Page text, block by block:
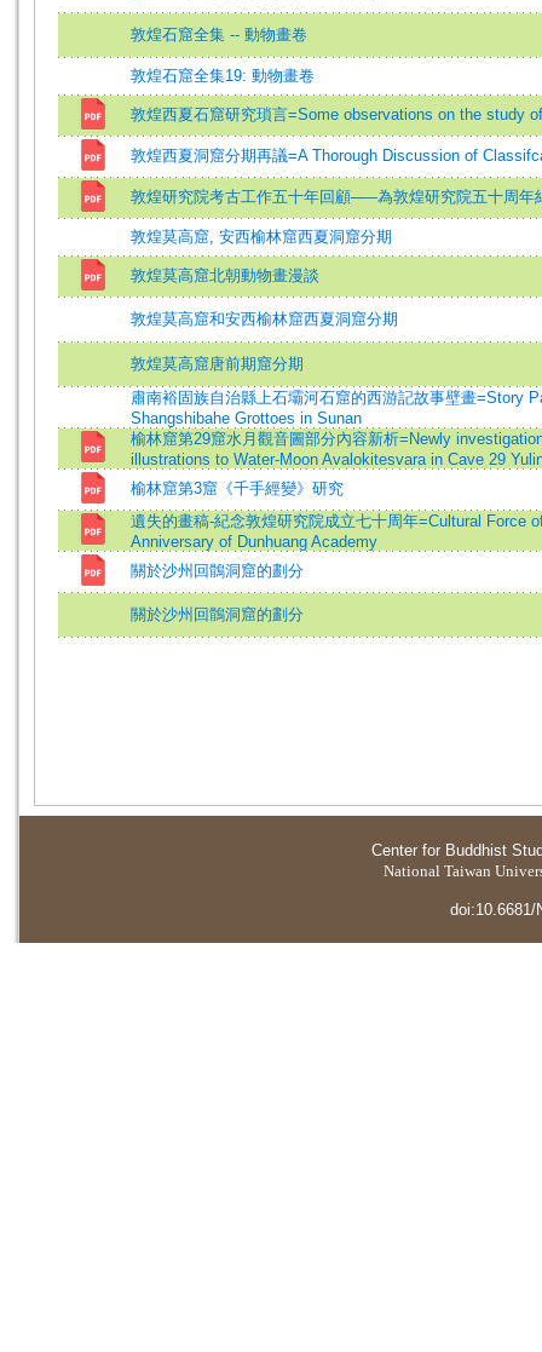
敦煌石窟全集 -- 動物畫卷
敦煌石窟全集19: 動物畫卷
敦煌西夏石窟研究瑣言=Some observations on the study
敦煌西夏洞窟分期再議=A Thorough Discussion of
敦煌研究院考古工作五十年回顧─—為敦煌研究院五十周年
敦煌莫高窟, 安西榆林窟西夏洞窟分期
敦煌莫高窟北朝動物畫漫談
敦煌莫高窟和安西榆林窟西夏洞窟分期
敦煌莫高窟唐前期窟分期
肅南裕固族自治縣上石壩河石窟的西游記故事壁畫=Story
Shangshibahe Grottoes in Sunan
榆林窟第29窟水月觀音圖部分內容新析=Newly
illustrations to Water-Moon Avalokitesvara in Cave 29
榆林窟第3窟《千手經變》研究
遺失的畫稿-紀念敦煌研究院成立七十周年=Cultural
Anniversary of Dunhuang Academy
關於沙州回鶻洞窟的劃分
關於沙州回鶻洞窟的劃分
Center for Buddhist
National Taiwan
doi:10.6681/